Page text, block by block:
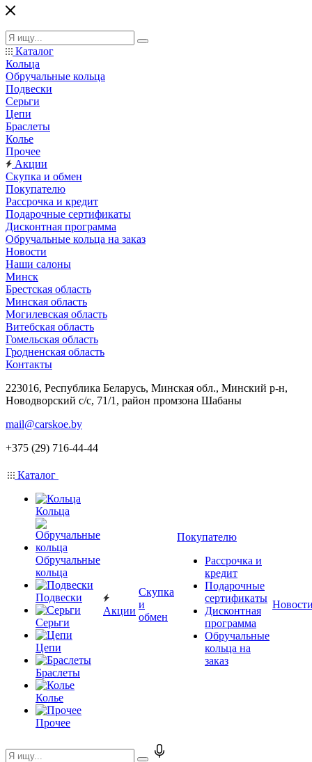
Каталог
Кольца
Обручальные кольца
Подвески
Серьги
Цепи
Браслеты
Колье
Прочее
Акции
Скупка и обмен
Покупателю
Рассрочка и кредит
Подарочные сертификаты
Дисконтная программа
Обручальные кольца на заказ
Новости
Наши салоны
Минск
Брестская область
Минская область
Могилевская область
Витебская область
Гомельская область
Гродненская область
Контакты
223016, Республика Беларусь, Минская обл., Минский р-н,
Новодворский с/с, 71/1, район промзона Шабаны
mail@carskoe.by
+375 (29) 716-44-44
Каталог
Кольца
Обручальные
кольца
Подвески
Серьги
Цепи
Браслеты
Колье
Прочее
Акции
Скупка
и
обмен
Покупателю
Рассрочка и
кредит
Подарочные
сертификаты
Дисконтная
программа
Обручальные
кольца на
заказ